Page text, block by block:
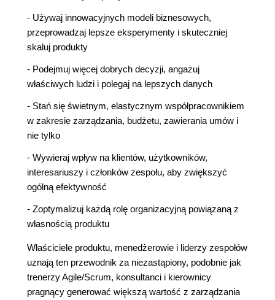
- Używaj innowacyjnych modeli biznesowych,
przeprowadzaj lepsze eksperymenty i skuteczniej
skaluj produkty
- Podejmuj więcej dobrych decyzji, angażuj
właściwych ludzi i polegaj na lepszych danych
- Stań się świetnym, elastycznym współpracownikiem
w zakresie zarządzania, budżetu, zawierania umów i
nie tylko
- Wywieraj wpływ na klientów, użytkowników,
interesariuszy i członków zespołu, aby zwiększyć
ogólną efektywność
- Zoptymalizuj każdą rolę organizacyjną powiązaną z
własnością produktu
Właściciele produktu, menedżerowie i liderzy zespołów
uznają ten przewodnik za niezastąpiony, podobnie jak
trenerzy Agile/Scrum, konsultanci i kierownicy
pragnący generować większą wartość z zarządzania